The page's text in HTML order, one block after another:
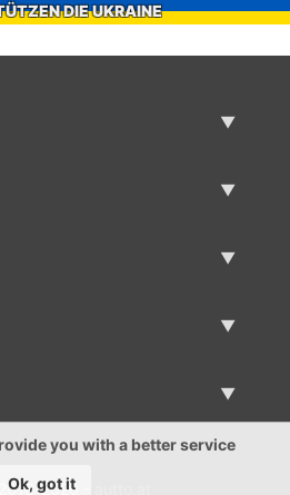
DIE UKRAINE
2026 - autto.at
you with a better service
Ok, got it